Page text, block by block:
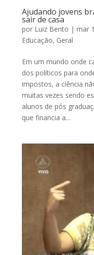
Ajudando jovens
sair de casa
por Luiz Bento | mar
Educação, Geral
Em um mundo onde
dos políticos para
impostos, a ciência
muitas vezes sendo
alunos de pós
que financia a...